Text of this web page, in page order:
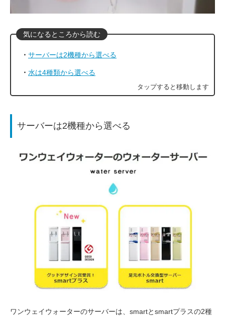
サーバーは2機種から選べる
水は4種類から選べる
サーバーは2機種から選べる
ワンウェイウォーターのサーバーは、smartとsmartプラスの2種